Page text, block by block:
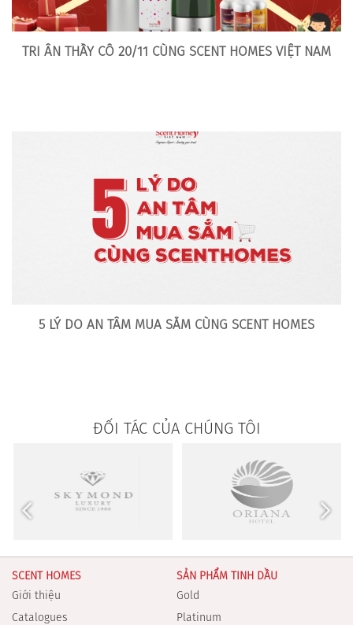
TRI ÂN THẦY CÔ 20/11 CÙNG SCENT HOMES VIỆT NAM
5 LÝ DO AN TÂM MUA SẮM CÙNG SCENT HOMES
ĐỐI TÁC CỦA CHÚNG TÔI
SCENT HOMES
Giới thiệu
Catalogues
SẢN PHẨM TINH DẦU
Gold
Platinum